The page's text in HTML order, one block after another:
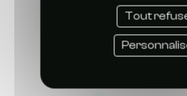
Tout
Questions
Bouteilles de